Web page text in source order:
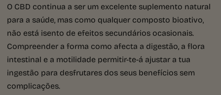
O CBD continua a ser um excelente suplemento natural
para a saúde, mas como qualquer composto bioativo,
não está isento de efeitos secundários ocasionais.
Compreender a forma como afecta a digestão, a flora
intestinal e a motilidade permitir-te-á ajustar a tua
ingestão para desfrutares dos seus benefícios sem
complicações.